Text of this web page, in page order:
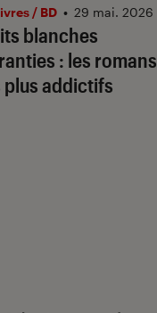
blanches
: les romans
plus addictifs
/ BD • 29 mai. 2026